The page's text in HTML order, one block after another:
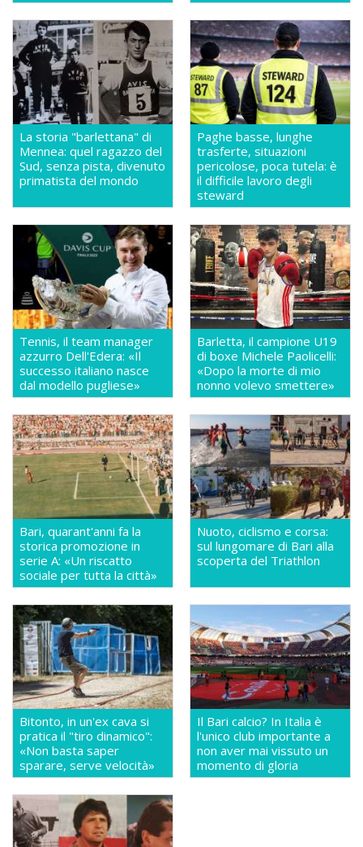
La storia "barlettana" di
Mennea: quel ragazzo del
Sud, senza pista, divenuto
primatista del mondo
Paghe basse, lunghe
trasferte, situazioni
pericolose, poca tutela: è
il difficile lavoro degli
steward
Tennis, il team manager
azzurro Dell'Edera: «Il
successo italiano nasce
dal modello pugliese»
Barletta, il campione U19
di boxe Michele Paolicelli:
«Dopo la morte di mio
nonno volevo smettere»
Bari, quarant'anni fa la
storica promozione in
serie A: «Un riscatto
sociale per tutta la città»
Nuoto, ciclismo e corsa:
sul lungomare di Bari alla
scoperta del Triathlon
Bitonto, in un'ex cava si
pratica il "tiro dinamico":
«Non basta saper
sparare, serve velocità»
Il Bari calcio? In Italia è
l'unico club importante a
non aver mai vissuto un
momento di gloria